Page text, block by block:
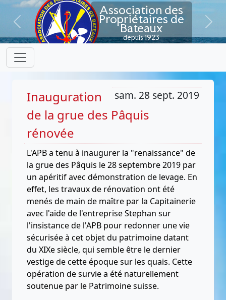
Association des
Propriétaires de
Bateaux
depuis 1923
Previous Next
sam. 28 sept. 2019
Inauguration
de la grue des Pâquis
rénovée
L'APB a tenu à inaugurer la "renaissance" de
la grue des Pâquis le 28 septembre 2019 par
un apéritif avec démonstration de levage. En
effet, les travaux de rénovation ont été
menés de main de maître par la Capitainerie
avec l'aide de l'entreprise Stephan sur
l'insistance de l'APB pour redonner une vie
sécurisée à cet objet du patrimoine datant
du XIXe siècle, qui semble être le dernier
vestige de cette époque sur les quais. Cette
opération de survie a été naturellement
soutenue par le Patrimoine suisse.